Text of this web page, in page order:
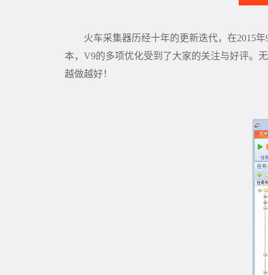
火车采集器历经十年的更新迭代，在2015年
本， V9的多项优化受到了大家的关注与好评。
越做越好！